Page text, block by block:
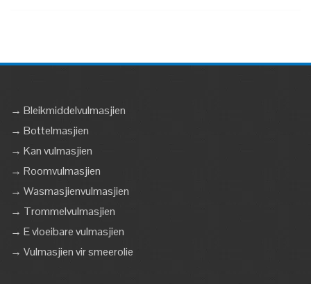
→ Bleikmiddelvulmasjien
→ Bottelmasjien
→ Kan vulmasjien
→ Roomvulmasjien
→ Wasmasjienvulmasjien
→ Trommelvulmasjien
→ E vloeibare vulmasjien
→ Vulmasjien vir smeerolie